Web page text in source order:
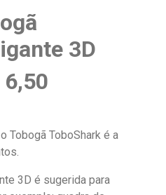
3D
Tobogã ToboShark é a
3D é sugerida para